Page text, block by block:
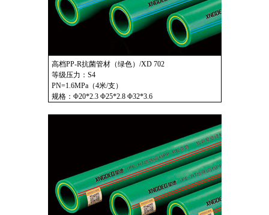
高档PP-R抗菌管材（绿色）/XD 702
等级压力：S4
PN=1.6MPa（4米/支）
规格：Φ20*2.3 Φ25*2.8 Φ32*3.6